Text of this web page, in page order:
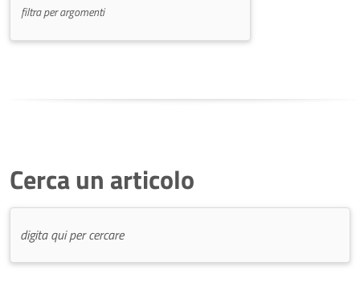
Cerca un articolo